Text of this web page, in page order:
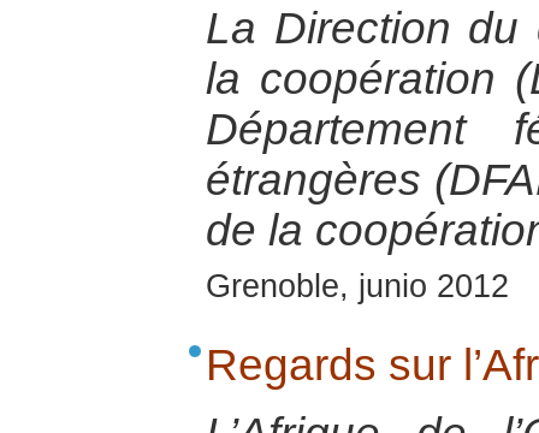
La Direction du
la coopération
Département
étrangères
de la
Grenoble, junio 2012
Regards sur